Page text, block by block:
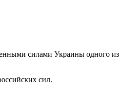
силами Украины одного
сил.